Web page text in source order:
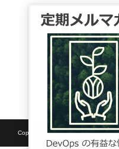
Facebook、
情報配信
Tweets
Copyright © SB C&S Corp. All rights